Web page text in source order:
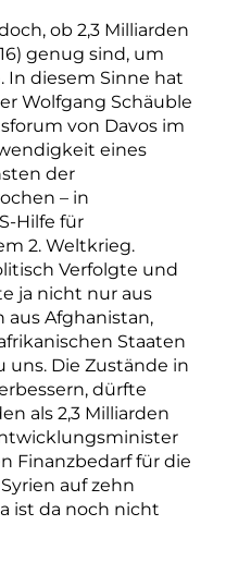
ob 2,3 Milliarden
genug sind, um
In diesem Sinne hat
Wolfgang Schäuble
von Davos im
eines
der
– in
Hilfe für
2. Weltkrieg.
Verfolgte und
ja nicht nur aus
aus Afghanistan,
Staaten
uns. Die Zustände in
dürfte
als 2,3 Milliarden
Finanzbedarf für die
auf zehn
ist da noch nicht